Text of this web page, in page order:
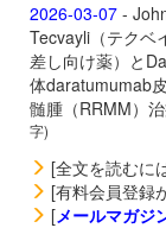
2026-03-07 -
Tecvayli（テクベ
差し向け薬）と
体daratumumab
髄腫（RRMM）
字)
[全文を読むに
[有料会員登録
[メールマガジ